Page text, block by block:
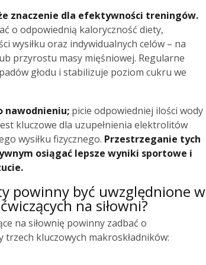
znaczenie dla efektywności treningów.
o odpowiednią kaloryczność diety,
wysiłku oraz indywidualnych celów – na
przyrostu masy mięśniowej. Regularne
głodu i stabilizuje poziom cukru we
nawodnieniu; picie odpowiedniej ilości wody
kluczowe dla uzupełnienia elektrolitów
wysiłku fizycznego. Przestrzeganie tych
osiągać lepsze wyniki sportowe i
powinny być uwzględnione w
na siłowni?
na siłownię powinny zadbać o
kluczowych makroskładników: